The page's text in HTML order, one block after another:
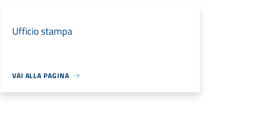
Ufficio stampa
VAI ALLA PAGINA